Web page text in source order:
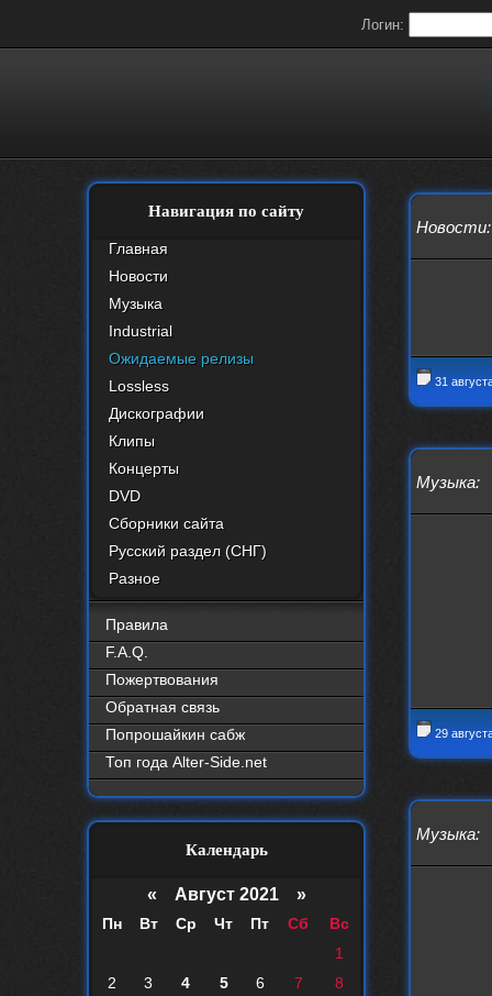
Логин:
Навигация по сайту
Главная
Новости
Музыка
Industrial
Ожидаемые релизы
Lossless
Дискографии
Клипы
Концерты
DVD
Сборники сайта
Русский раздел (СНГ)
Разное
Правила
F.A.Q.
Пожертвования
Обратная связь
Попрошайкин сабж
Топ года Alter-Side.net
Календарь
« Август 2021 »
Пн Вт Ср Чт Пт Сб
Вс
1
2
3 4 5 6 7
8
Новости:
31
Музыка:
29
Музыка: